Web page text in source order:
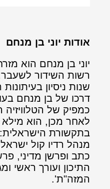
אודות יוני בן מנחם
יוני בן מנחם הוא
רשות השידור
שנות ניסיון
דרכו של בן מנחם
כמפיק של הטלוויזיה
לאחר מכן, הוא
בתקשורת
מנהל רדיו קול
כתב ופרשן מדיני,
התיכון ועורך ראשי
המזה"ת'.